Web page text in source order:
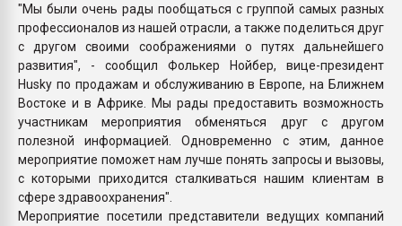
"Мы были очень рады пообщаться с группой самых разных
профессионалов из нашей отрасли, а также поделиться друг
с другом своими соображениями о путях дальнейшего
развития", - сообщил Фолькер Нойбер, вице-президент
Husky по продажам и обслуживанию в Европе, на Ближнем
Востоке и в Африке. Мы рады предоставить возможность
участникам мероприятия обменяться друг с другом
полезной информацией. Одновременно с этим, данное
мероприятие поможет нам лучше понять запросы и вызовы,
с которыми приходится сталкиваться нашим клиентам в
сфере здравоохранения".
Мероприятие посетили представители ведущих компаний